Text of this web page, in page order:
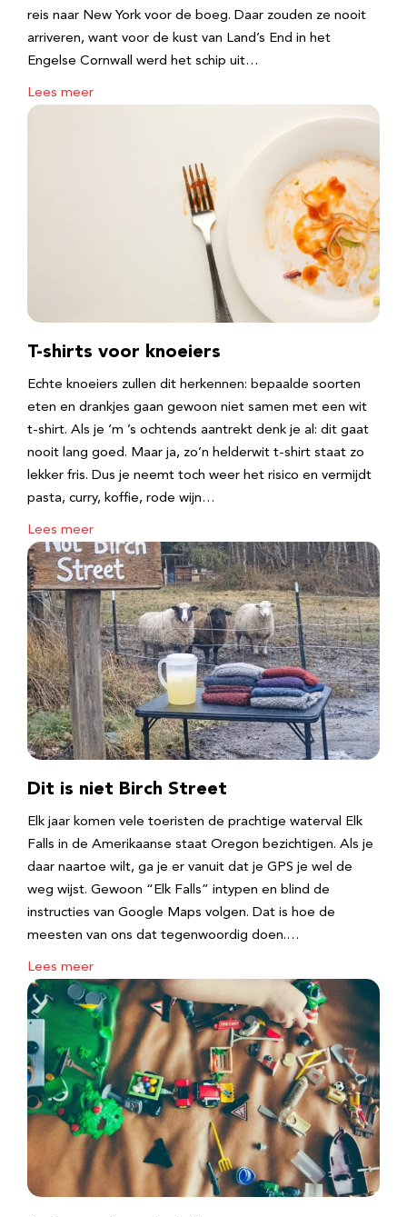
reis naar New York voor de boeg. Daar zouden ze nooit
arriveren, want voor de kust van Land’s End in het
Engelse Cornwall werd het schip uit…
Lees meer
T-shirts voor knoeiers
Echte knoeiers zullen dit herkennen: bepaalde soorten
eten en drankjes gaan gewoon niet samen met een wit
t-shirt. Als je ‘m ’s ochtends aantrekt denk je al: dit gaat
nooit lang goed. Maar ja, zo’n helderwit t-shirt staat zo
lekker fris. Dus je neemt toch weer het risico en vermijdt
pasta, curry, koffie, rode wijn…
Lees meer
Dit is niet Birch Street
Elk jaar komen vele toeristen de prachtige waterval Elk
Falls in de Amerikaanse staat Oregon bezichtigen. Als je
daar naartoe wilt, ga je er vanuit dat je GPS je wel de
weg wijst. Gewoon “Elk Falls” intypen en blind de
instructies van Google Maps volgen. Dat is hoe de
meesten van ons dat tegenwoordig doen.…
Lees meer